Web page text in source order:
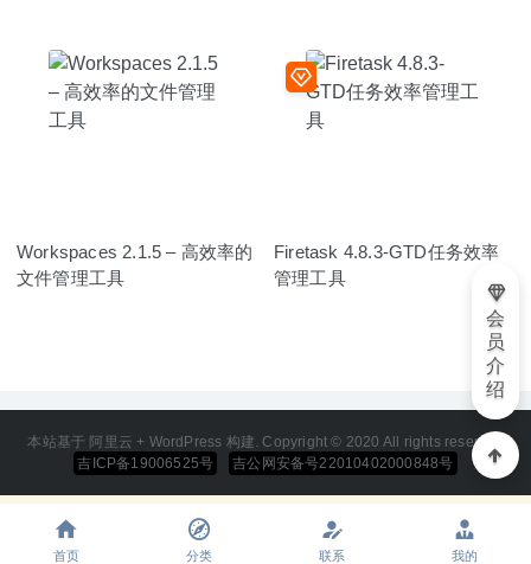
Workspaces 2.1.5 – 高效率的
文件管理工具
Firetask 4.8.3-GTD任务效率
管理工具
本站基于 阿里云 + WordPress 构建. Copyright © 2020 All rights reserved
吉ICP备19006525号
吉公网安备号22010402000848号
会
员
介
绍
首页 分类 联系 我的